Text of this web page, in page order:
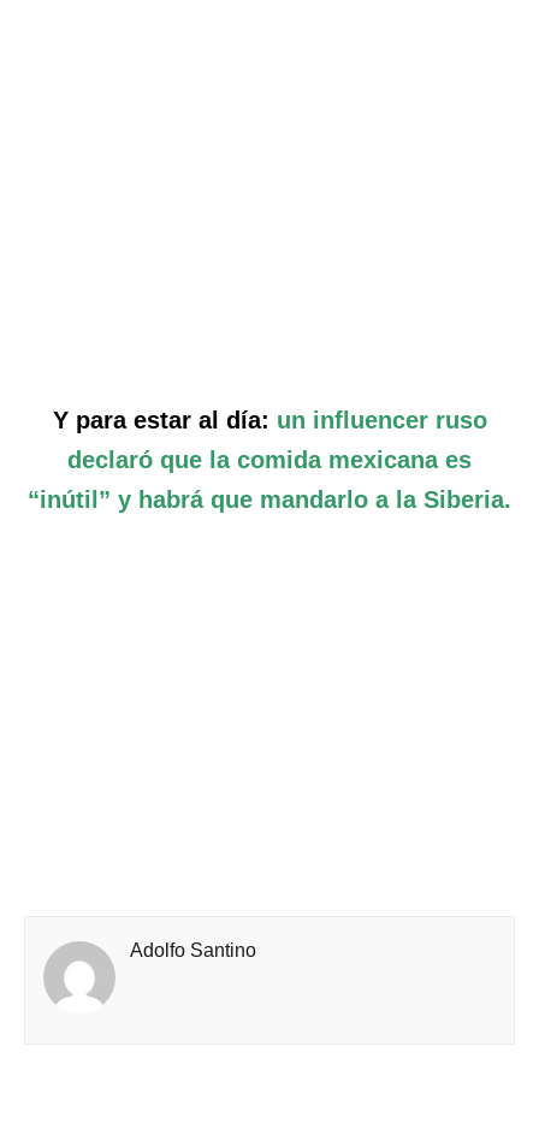
Y para estar al día: un influencer ruso
declaró que la comida mexicana es
“inútil” y habrá que mandarlo a la Siberia.
Adolfo Santino